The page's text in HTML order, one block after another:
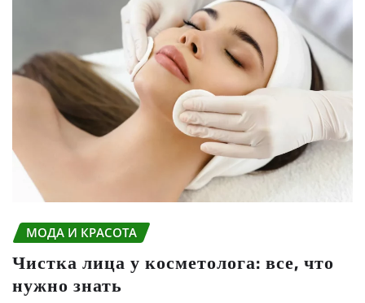
МОДА И КРАСОТА
Чистка лица у косметолога: все, что
нужно знать